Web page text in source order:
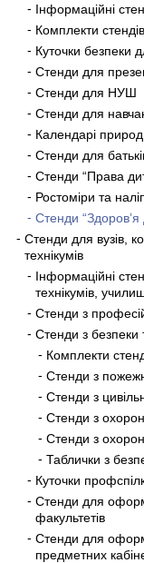
Інформаційні
Комплекти стендів
Куточки безпеки
Стенди для
Стенди для НУШ
Стенди для
Календарі
Стенди для
Стенди “Права
Ростоміри та
Стенди “Здоров’я
Стенди для вузів,
технікумів
Інформаційні
технікумів,
Стенди з
Стенди з безпеки
Комплекти
Стенди з
Стенди з
Стенди з
Стенди з
Таблички з
Куточки
Стенди для
факультетів
Стенди для
предметних